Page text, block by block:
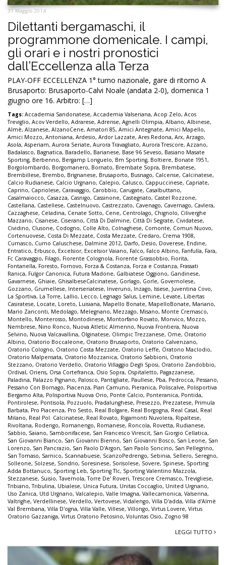
31 Maggio 2014
Dilettanti bergamaschi, il
programmone domenicale. I campi,
gli orari e i nostri pronostici
dall’Eccellenza alla Terza
PLAY-OFF ECCELLENZA 1° turno nazionale, gare di ritorno A
Brusaporto: Brusaporto-Calvi Noale (andata 2-0), domenica 1
giugno ore 16. Arbitro: […]
Tags: Accademia Sandonatese, Accademia Valseriana, Acop Zelo, Acos
Treviglio, Acov Verdello, Adrarese, Adrense, Agnelli Olimpia, Albano, Albinese,
Almè, Alzanese, AlzanoCene, Amatori 85, Amici Antegnate, Amici Mapello,
Amici Mozzo, Antoniana, Ardesio, Ardor Lazzate, Ares Redona, Arx, Arzago,
Asola, Asperiam, Aurora Seriate, Aurora Travagliato, Aurora Trescore, Azzano,
Badalasco, Bagnatica, Baradello, Barianese, Base 96 Seveso, Basiano Masate
Sporting, Berbenno, Bergamp Longuelo, Bm Sporting, Boltiere, Bonate 1951,
Borgolombardo, Borgomanero, Bornato, Brembate Sopra, Brembatese,
Brembillese, Brembo, Brignanese, Brusaporto, Busnago, Calcense, Calcinatese,
Calcio Rudianese, Calcio Urgnano, Calepio, Calusco, Cappuccinese, Capriate,
Caprino, Capriolese, Caravaggio, Carobbio, Carugate, Casalbuttano,
Casalmaiocco, Casazza, Casnigo, Cassinone, Castegnato, Castel Rozzone,
Castellana, Castellese, Castelnuovo, Castrezzato, Cavenago, Cavernago, Cavlera,
Cazzaghese, Celadina, Cenate Sotto, Cene, Centrolago, Chignolo, Ciliverghe
Mazzano, Cisanese, Ciserano, Città Di Dalmine, Città Di Segrate, Cividatese,
Cividino, Clusone, Codogno, Colle Alto, Colnaghese, Comonte, Comun Nuovo,
Cortenuovese, Costa Di Mezzate, Costa Mezzate, Credaro, Crema 1908,
Curnasco, Curno Caluschese, Dalmine 2012, Darfo, Desio, Doverese, Endine,
Entratico, Erbusco, Excelsior, Excelsior Vaiano, Falco, Falco Albino, Fanfulla, Fara,
Fc Caravaggio, Filago, Fiorente Colognola, Fiorente Grassobbio, Fiorita,
Fontanella, Foresto, Fornovo, Forza & Costanza, Forza e Costanza, Frassati
Ranica, Fulgor Canonica, Futura Madone, Galbiatese Oggiono, Gandinese,
Gavarnese, Ghiaie, GhisalbeseCalcinatese, Gorlago, Gorle, Governolese,
Gozzano, Grumellese, Interseriatese, Inveruno, Inzago, Issese, Juventina Covo,
La Sportiva, La Torre, Lallio, Lecco, Legnago Salus, Lemine, Levate, Libertas
Casiratese, Locate, Loreto, Luisiana, Mapello Bonate, MapelloBonate, Mariano,
Mario Zanconti, Medolago, Melegnano, Mezzago, Misano, Monte Cremasco,
Montello, Monterosso, Montodinese, Montorfano Rovato, Monvico, Mozzo,
Nembrese, Nino Ronco, Nuova Atletic Almenno, Nuova Frontiera, Nuova
Selvino, Nuova Valcavallina, Olginatese, Olimpic Trezzanese, Ome, Oratorio
Albino, Oratorio Boccaleone, Oratorio Brusaporto, Oratorio Calvenzano,
Oratorio Cologno, Oratorio Costa Mezzate, Oratorio Leffe, Oratorio Maclodio,
Oratorio Malpensata, Oratorio Mozzanica, Oratorio Sabbioni, Oratorio
Stezzano, Oratorio Verdello, Oratorio Villaggio Degli Sposi, Oratorio Zandobbio,
Ordival, Oriens, Orsa Cortefranca, Osio Sopra, Ospitaletto, Pagazzanese,
Paladina, Palazzo Pignano, Palosco, Pantigliate, Paullese, Pba, Pedrocca, Pessano,
Pessano Con Bornago, Piacenza, Pian Camuno, Pieranica, Poliscalve, Polisportiva
Bergamo Alta, Polisportiva Nuova Orio, Ponte Calcio, Ponteranica, Pontida,
Pontirolese, Pontisola, Pozzuolo, Pradalunghese, Presezzo, Prezzatese, Primula
Barbata, Pro Piacenza, Pro Sesto, Real Bolgare, Real Borgogna, Real Casal, Real
Milano, Real Pol. Calcinatese, Real Rovato, Rigamonti Nuvolera, Ripaltese,
Rivoltana, Rodengo, Romanengo, Romanese, Roncola, Rovetta, Rudianese,
Sabbio, Saiano, Sambonifacese, San Francesco Virescit, San Giorgio Cellatica,
San Giovanni Bianco, San Giovanni Bienno, San Giovanni Bosco, San Leone, San
Lorenzo, San Pancrazio, San Paolo D'Argon, San Paolo Soncino, San Pellegrino,
San Tomaso, Sarnico, Scannabuese, ScanzoPedrengo, Sebinia, Sellero, Seregno,
Solleone, Solzese, Sondrio, Soresinese, Sorisolese, Sovere, Spinese, Sporting
Adda Bottanuco, Sporting Leb, Sporting Tlc, Sporting Valentino Mazzola,
Stezzanese, Suisio,Tavernola,Torre De' Roveri,Trescore Cremasco,Trevigliese,
Tribiano,Tribulina, Ubialese, Unica Futura, Unitas Coccaglio, United Urgnano,
Uso Zanica, Utd Urgnano, Valcalepio, Valle Imagna, Vallecamonica, Valserina,
Valtrighe, Verdellinese, Verdello, Vertovese, Vidalengo, Villa D'adda, Villa d'Almè
Val Brembana, Villa D'ogna, Villa Valle, Villese, Villongo, Virtus Lovere, Virtus
Oratorio Gazzaniga, Virtus Oratorio Petosino, Voluntas Osio, Zogno 98
LEGGI TUTTO